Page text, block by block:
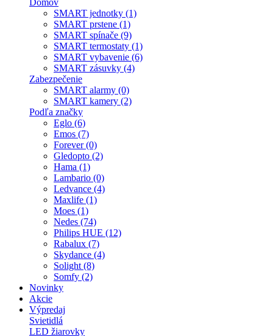
Domov
SMART jednotky (1)
SMART prstene (1)
SMART spínače (9)
SMART termostaty (1)
SMART vybavenie (6)
SMART zásuvky (4)
Zabezpečenie
SMART alarmy (0)
SMART kamery (2)
Podľa značky
Eglo (6)
Emos (7)
Forever (0)
Gledopto (2)
Hama (1)
Lambario (0)
Ledvance (4)
Maxlife (1)
Moes (1)
Nedes (74)
Philips HUE (12)
Rabalux (7)
Skydance (4)
Solight (8)
Somfy (2)
Novinky
Akcie
Výpredaj
Svietidlá
LED žiarovky